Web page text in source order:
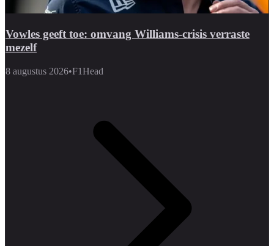
Vowles geeft toe: omvang Williams-crisis verraste
mezelf
8 augustus 2026•F1Head